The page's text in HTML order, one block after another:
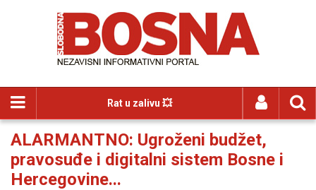
Rat u zalivu 💥
ALARMANTNO: Ugroženi budžet,
pravosuđe i digitalni sistem Bosne i
Hercegovine...